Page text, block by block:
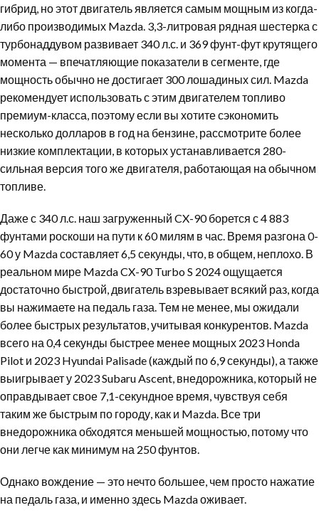
гибрид, но этот двигатель является самым мощным из когда-
либо производимых Mazda. 3,3-литровая рядная шестерка с
турбонаддувом развивает 340 л.с. и 369 фунт-фут крутящего
момента — впечатляющие показатели в сегменте, где
мощность обычно не достигает 300 лошадиных сил. Mazda
рекомендует использовать с этим двигателем топливо
премиум-класса, поэтому если вы хотите сэкономить
несколько долларов в год на бензине, рассмотрите более
низкие комплектации, в которых устанавливается 280-
сильная версия того же двигателя, работающая на обычном
топливе.
Даже с 340 л.с. наш загруженный CX-90 борется с 4 883
фунтами роскоши на пути к 60 милям в час. Время разгона 0-
60 у Mazda составляет 6,5 секунды, что, в общем, неплохо. В
реальном мире Mazda CX-90 Turbo S 2024 ощущается
достаточно быстрой, двигатель взревывает всякий раз, когда
вы нажимаете на педаль газа. Тем не менее, мы ожидали
более быстрых результатов, учитывая конкурентов. Mazda
всего на 0,4 секунды быстрее менее мощных 2023 Honda
Pilot и 2023 Hyundai Palisade (каждый по 6,9 секунды), а также
выигрывает у 2023 Subaru Ascent, внедорожника, который не
оправдывает свое 7,1-секундное время, чувствуя себя
таким же быстрым по городу, как и Mazda. Все три
внедорожника обходятся меньшей мощностью, потому что
они легче как минимум на 250 фунтов.
Однако вождение — это нечто большее, чем просто нажатие
на педаль газа, и именно здесь Mazda оживает.